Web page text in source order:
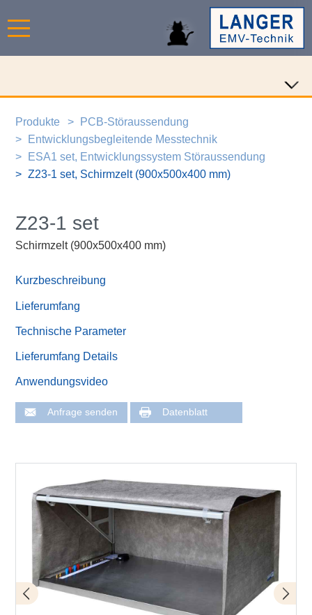
Produkte
PCB-Störaussendung
Entwicklungsbegleitende Messtechnik
ESA1 set, Entwicklungssystem Störaussendung
Z23-1 set, Schirmzelt (900x500x400 mm)
Z23-1 set
Schirmzelt (900x500x400 mm)
Kurzbeschreibung
Lieferumfang
Technische Parameter
Lieferumfang Details
Anwendungsvideo
Anfrage senden Datenblatt
Lieferumfang
Grundplatte mit Zeltgestänge zusammengeklappt